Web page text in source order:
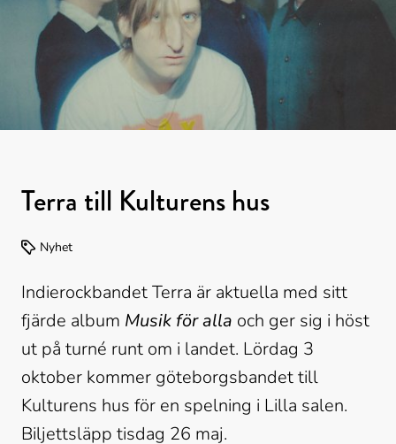
Terra till Kulturens hus
Nyhet
Indierockbandet Terra är aktuella med sitt
fjärde album Musik för alla och ger sig i höst
ut på turné runt om i landet. Lördag 3
oktober kommer göteborgsbandet till
Kulturens hus för en spelning i Lilla salen.
Biljettsläpp tisdag 26 maj.